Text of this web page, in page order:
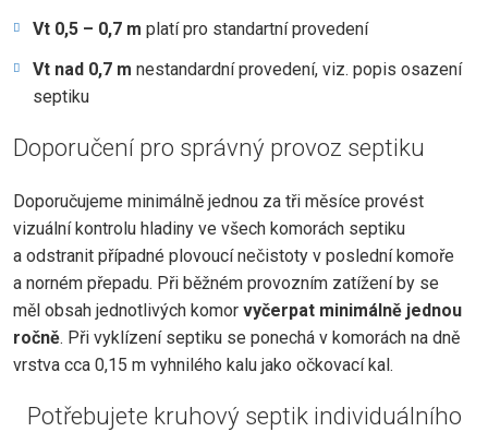
Vt 0,5 – 0,7 m platí pro standartní provedení
Vt nad 0,7 m nestandardní provedení, viz. popis osazení
septiku
Doporučení pro správný provoz septiku
Doporučujeme minimálně jednou za tři měsíce provést
vizuální kontrolu hladiny ve všech komorách septiku
a odstranit případné plovoucí nečistoty v poslední komoře
a norném přepadu. Při běžném provozním zatížení by se
měl obsah jednotlivých komor vyčerpat minimálně jednou
ročně. Při vyklízení septiku se ponechá v komorách na dně
vrstva cca 0,15 m vyhnilého kalu jako očkovací kal.
Potřebujete kruhový septik individuálního